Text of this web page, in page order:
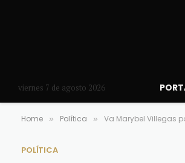
viernes 7 de agosto 2026
Home » Política » Va Marybel Villegas
POLÍTICA